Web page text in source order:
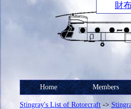
財
Home Members
Stingray's List of Rotorcraft->